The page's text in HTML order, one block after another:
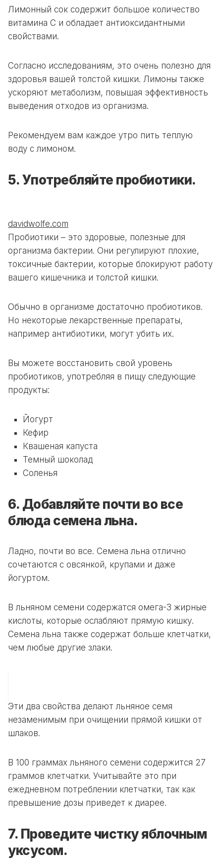
Лимонный сок содержит большое количество
витамина С и обладает антиоксидантными
свойствами.
Согласно исследованиям, это очень полезно для
здоровья вашей толстой кишки. Лимоны также
ускоряют метаболизм, повышая эффективность
выведения отходов из организма.
Рекомендуем вам каждое утро пить теплую
воду с лимоном.
5. Употребляйте пробиотики.
davidwolfe.com
Пробиотики – это здоровые, полезные для
организма бактерии. Они регулируют плохие,
токсичные бактерии, которые блокируют работу
вашего кишечника и толстой кишки.
Обычно в организме достаточно пробиотиков.
Но некоторые лекарственные препараты,
например антибиотики, могут убить их.
Вы можете восстановить свой уровень
пробиотиков, употребляя в пищу следующие
продукты:
Йогурт
Кефир
Квашеная капуста
Темный шоколад
Соленья
6. Добавляйте почти во все
блюда семена льна.
Ладно, почти во все. Семена льна отлично
сочетаются с овсянкой, крупами и даже
йогуртом.
В льняном семени содержатся омега-3 жирные
кислоты, которые ослабляют прямую кишку.
Семена льна также содержат больше клетчатки,
чем любые другие злаки.
Эти два свойства делают льняное семя
незаменимым при очищении прямой кишки от
шлаков.
В 100 граммах льняного семени содержится 27
граммов клетчатки. Учитывайте это при
ежедневном потреблении клетчатки, так как
превышение дозы приведет к диарее.
7. Проведите чистку яблочным
уксусом.